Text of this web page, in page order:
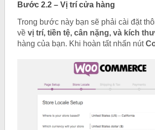
Bước 2.2 – Vị trí cửa hàng
Trong bước này bạn sẽ phải cài đặt
về vị trí, tiền tệ, cân nặng, và kích
hàng của bạn. Khi hoàn tất nhấn nút